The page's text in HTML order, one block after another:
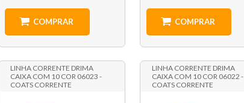
COMPRAR COMPRAR
LINHA CORRENTE DRIMA
CAIXA COM 10 COR 06023 -
COATS CORRENTE
LINHA CORRENTE DRIMA
CAIXA COM 10 COR 06022 -
COATS CORRENTE